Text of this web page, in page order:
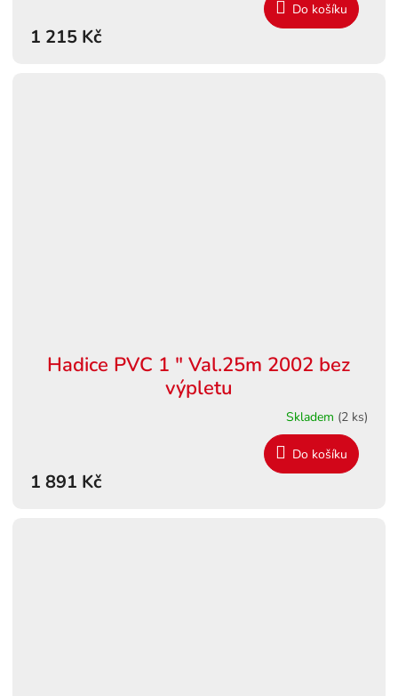
1 215 Kč
Do košíku
Hadice PVC 1 " Val.25m 2002 bez
výpletu
Skladem (2 ks)
1 891 Kč
Do košíku